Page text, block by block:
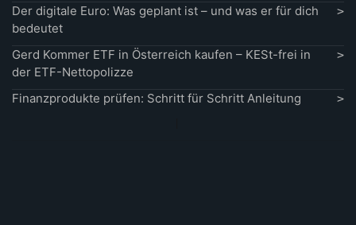
Der digitale Euro: Was geplant ist – und was er für dich
bedeutet
Gerd Kommer ETF in Österreich kaufen – KESt-frei in
der ETF-Nettopolizze
Finanzprodukte prüfen: Schritt für Schritt Anleitung